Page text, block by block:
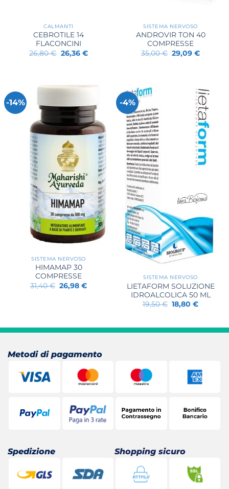
CALMANTI
CEBROTILE 14
FLACONCINI
26,80€ Il
prezzo
26,36 €Il
SISTEMA NERVOSO
ANDROVIR TON 40
COMPRESSE
35,00€ Il
prezzo
29,09€Il
-14%
SISTEMA NERVOSO
HIMAMAP 30
COMPRESSE
31,40€ Il
prezzo
26,98€Il
-4%
SISTEMA NERVOSO
LIETAFORM SOLUZIONE
IDROALCOLICA 50 ML
19,50€ Il
prezzo
19,50 €.
18,80€Il
18,80 €.
Metodi di pagamento
Spedizione Shopping sicuro